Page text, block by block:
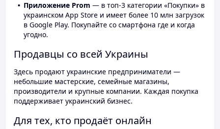
Приложение Prom — в топ-3 категории «Покупки» в
украинском App Store и имеет более 10 млн загрузок
в Google Play. Покупайте со смартфона где и когда
угодно.
Продавцы со всей Украины
Здесь продают украинские предприниматели —
небольшие мастерские, семейные магазины,
производители и крупные компании. Каждая покупка
поддерживает украинский бизнес.
Для тех, кто продаёт онлайн